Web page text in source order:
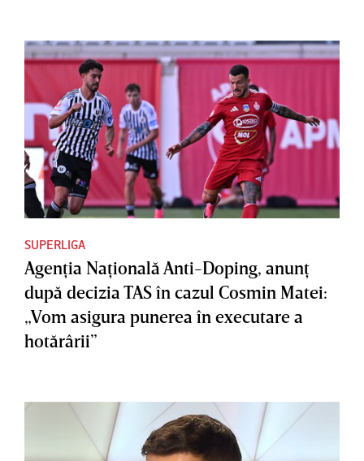
SUPERLIGA
Agenţia Naţională Anti-Doping, anunţ
după decizia TAS în cazul Cosmin Matei:
„Vom asigura punerea în executare a
hotărârii”